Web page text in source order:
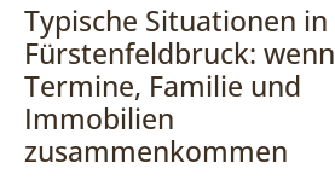
Typische Situationen in
Fürstenfeldbruck: wenn
Termine, Familie und
Immobilien
zusammenkommen